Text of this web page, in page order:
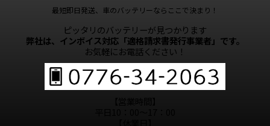
最短即日発送、車のバッテリーならここで決まり！
ピッタリのバッテリーが見つかります
弊社は、インボイス対応「適格請求書発行事業者」です。
お気軽にお電話ください！